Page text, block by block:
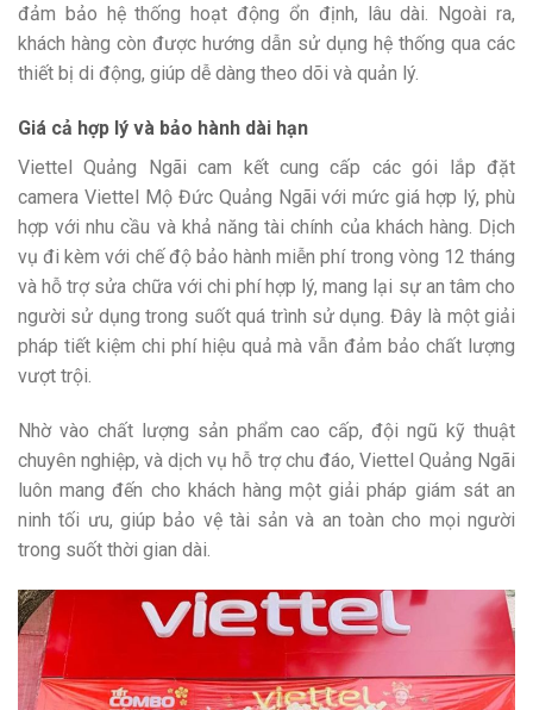
đảm bảo hệ thống hoạt động ổn định, lâu dài. Ngoài ra,
khách hàng còn được hướng dẫn sử dụng hệ thống qua các
thiết bị di động, giúp dễ dàng theo dõi và quản lý.
Giá cả hợp lý và bảo hành dài hạn
Viettel Quảng Ngãi cam kết cung cấp các gói lắp đặt
camera Viettel Mộ Đức Quảng Ngãi với mức giá hợp lý, phù
hợp với nhu cầu và khả năng tài chính của khách hàng. Dịch
vụ đi kèm với chế độ bảo hành miễn phí trong vòng 12 tháng
và hỗ trợ sửa chữa với chi phí hợp lý, mang lại sự an tâm cho
người sử dụng trong suốt quá trình sử dụng. Đây là một giải
pháp tiết kiệm chi phí hiệu quả mà vẫn đảm bảo chất lượng
vượt trội.
Nhờ vào chất lượng sản phẩm cao cấp, đội ngũ kỹ thuật
chuyên nghiệp, và dịch vụ hỗ trợ chu đáo, Viettel Quảng Ngãi
luôn mang đến cho khách hàng một giải pháp giám sát an
ninh tối ưu, giúp bảo vệ tài sản và an toàn cho mọi người
trong suốt thời gian dài.